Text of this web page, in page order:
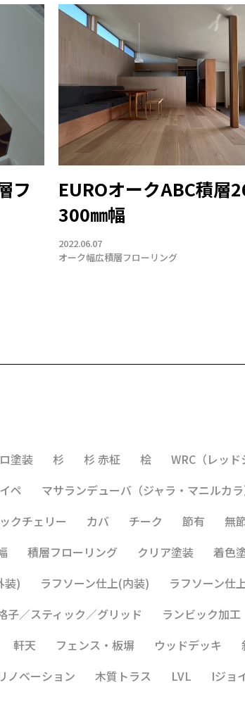
フ
EUROオークABC積層
300㎜幅
2022.06.07
オーク幅広積層フローリング
塗装 杉 杉 赤柾 桧 WRC（レッド
イペ マサランデューバ（ジャラ・マニルカラ
クチェリー カバ チーク 節有 無
積層フローリング クリア塗装 着色
装) ラフソーン仕上(内装) ラフソーン仕
子／スティック／グリッド ランビック加工
軒天 フェンス・板塀 ウッドデッキ
ノベーション 木質トラス LVL Iジョ